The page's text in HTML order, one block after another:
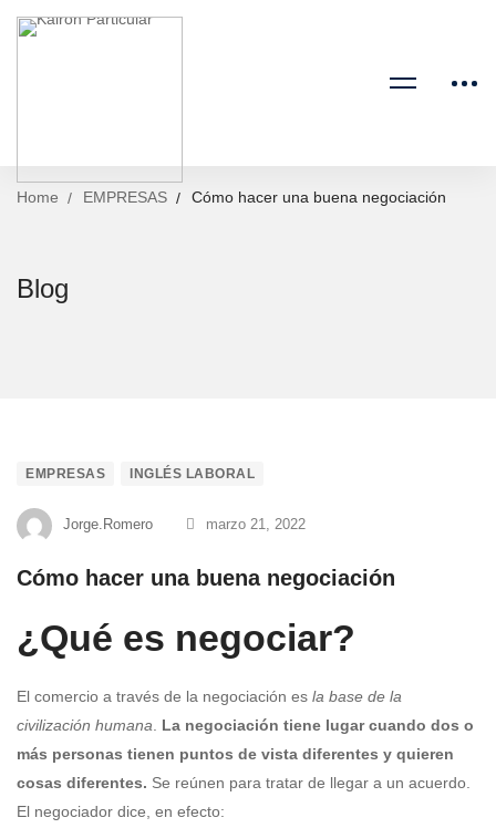
Home EMPRESAS Cómo hacer una buena negociación
Blog
Cómo
hacer
una
buena
negociación
EMPRESAS INGLÉS LABORAL
Jorge.Romero marzo 21, 2022
Cómo hacer una buena negociación
¿Qué es negociar?
El comercio a través de la negociación es la base de la
civilización humana
La negociación tiene lugar cuando dos o
más personas tienen puntos de vista diferentes y quieren
cosas diferentes. Se reúnen para tratar de llegar a un acuerdo.
El negociador dice, en efecto: